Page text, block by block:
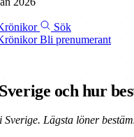
Sök
Bli prenumerant
och hur
Lägsta löner